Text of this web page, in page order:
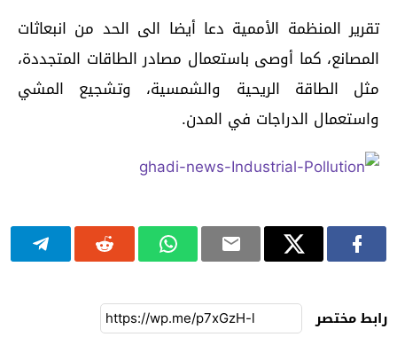
تقرير المنظمة الأممية دعا أيضا الى الحد من انبعاثات
المصانع، كما أوصى باستعمال مصادر الطاقات المتجددة،
مثل الطاقة الريحية والشمسية، وتشجيع المشي
واستعمال الدراجات في المدن.
رابط مختصر